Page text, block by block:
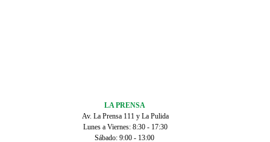
LA PRENSA
Av. La Prensa 111 y La Pulida
Lunes a Viernes: 8:30 - 17:30
Sábado: 9:00 - 13:00